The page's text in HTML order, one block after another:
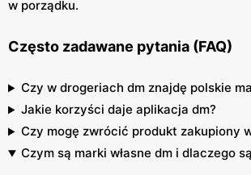
w porządku.
Często zadawane pytania (FAQ)
Czy w drogeriach dm znajdę polskie
Jakie korzyści daje aplikacja dm?
Czy mogę zwrócić produkt zakupiony
Czym są marki własne dm i dlaczego